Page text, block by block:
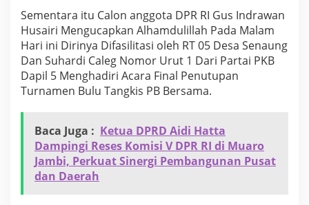
g
h
a
d
i
r
i
n
u
t
u
p
Sementara itu Calon anggota DPR RI Gus Indrawan
Husairi Mengucapkan Alhamdulillah Pada Malam
Hari ini Dirinya Difasilitasi oleh RT 05 Desa Senaung
Dan Suhardi Caleg Nomor Urut 1 Dari Partai PKB
Dapil 5 Menghadiri Acara Final Penutupan
Turnamen Bulu Tangkis PB Bersama.
Baca Juga : Ketua DPRD Aidi Hatta
Dampingi Reses Komisi V DPR RI di Muaro
Jambi, Perkuat Sinergi Pembangunan Pusat
dan Daerah